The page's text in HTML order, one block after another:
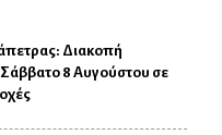
Διακοπή
8 Αυγούστου σε